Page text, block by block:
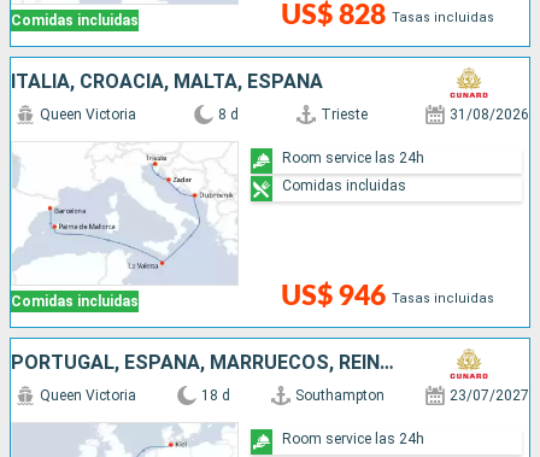
Comidas incluidas US$ 828 Tasas incluidas
ITALIA, CROACIA, MALTA, ESPAÑA
Comidas incluidas
Queen Victoria 8 d Trieste 31/08/2026
US$ 946 Tasas incluidas
Room service las 24h
Comidas incluidas
PORTUGAL, ESPAÑA, MARRUECOS, REINO UNIDO, ALEMANIA
Queen Victoria 18 d Southampton 23/07/2027
Room service las 24h